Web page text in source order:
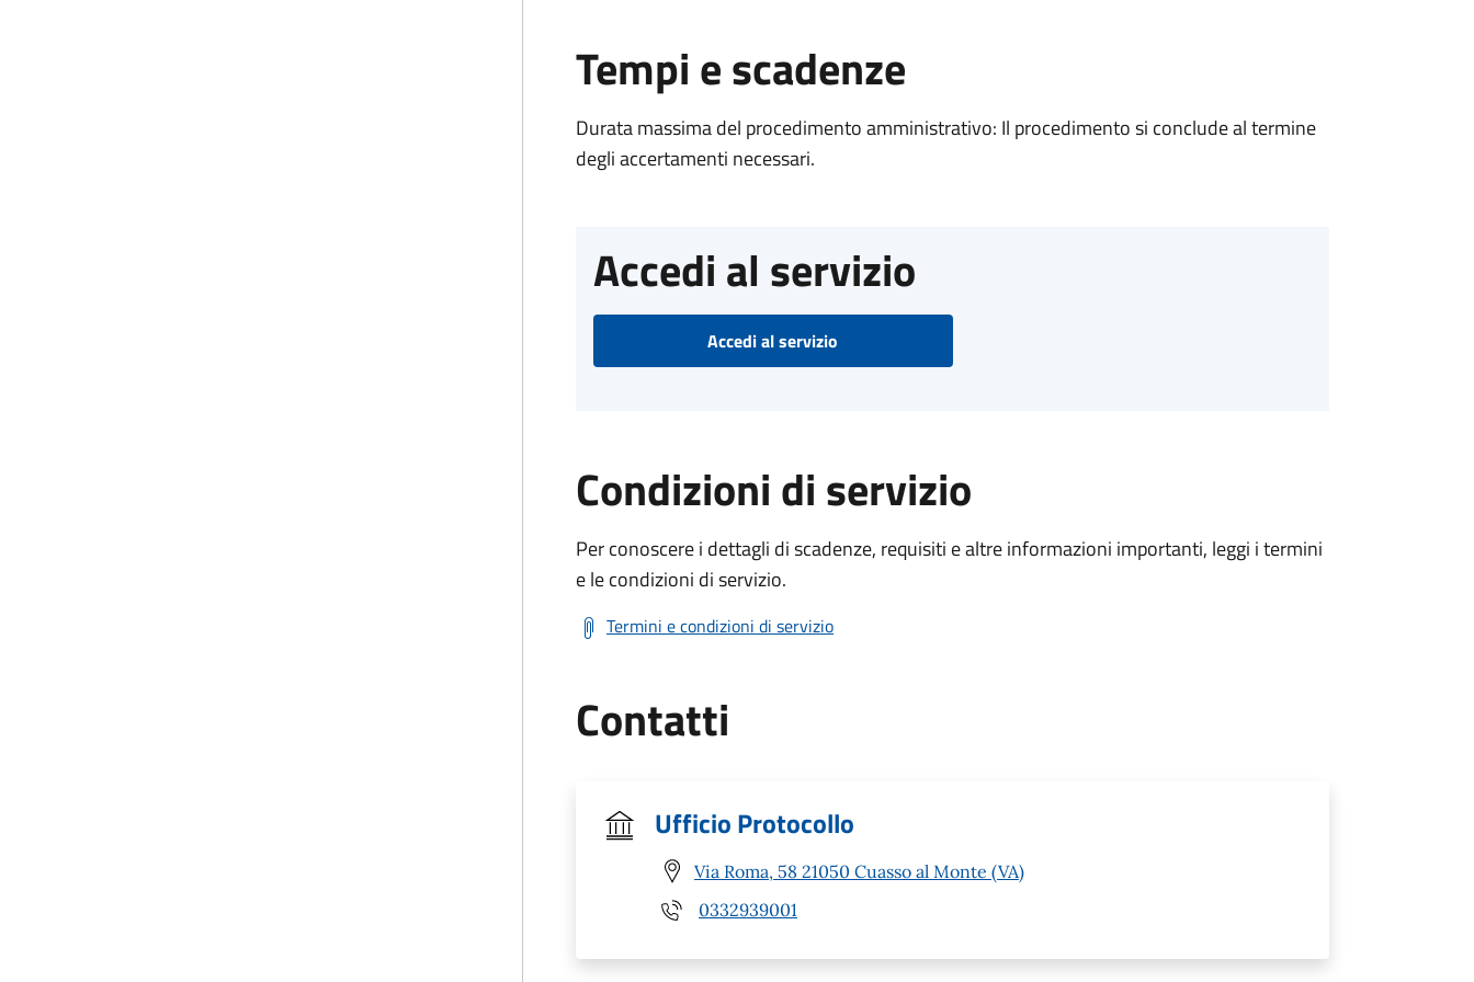
Tempi e scadenze
Durata massima del procedimento amministrativo: Il procedimento si conclude al termine
degli accertamenti necessari.
Accedi al servizio
Accedi al servizio
Condizioni di servizio
Per conoscere i dettagli di scadenze, requisiti e altre informazioni importanti, leggi i termini
e le condizioni di servizio.
Termini e condizioni di servizio
Contatti
Ufficio Protocollo
Via Roma, 58 21050 Cuasso al Monte (VA)
0332939001